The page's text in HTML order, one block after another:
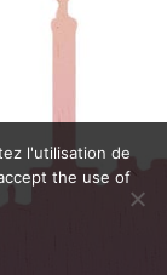
l'utilisation de
the use of